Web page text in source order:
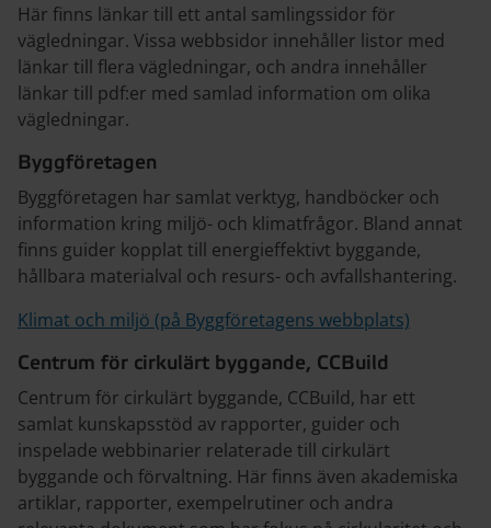
Här finns länkar till ett antal samlingssidor för
vägledningar. Vissa webbsidor innehåller listor med
länkar till flera vägledningar, och andra innehåller
länkar till pdf:er med samlad information om olika
vägledningar.
Byggföretagen
Byggföretagen har samlat verktyg, handböcker och
information kring miljö- och klimatfrågor. Bland annat
finns guider kopplat till energieffektivt byggande,
hållbara materialval och resurs- och avfallshantering.
Klimat och miljö (på Byggföretagens webbplats)
Centrum för cirkulärt byggande, CCBuild
Centrum för cirkulärt byggande, CCBuild, har ett
samlat kunskapsstöd av rapporter, guider och
inspelade webbinarier relaterade till cirkulärt
byggande och förvaltning. Här finns även akademiska
artiklar, rapporter, exempelrutiner och andra